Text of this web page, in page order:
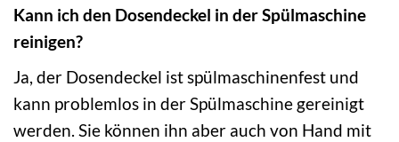
Kann ich den Dosendeckel in der Spülmaschine
reinigen?
Ja, der Dosendeckel ist spülmaschinenfest und
kann problemlos in der Spülmaschine gereinigt
werden. Sie können ihn aber auch von Hand mit